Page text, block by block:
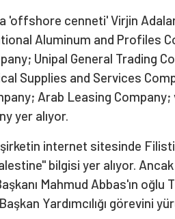
'offshore cenneti' Virjin
Aluminum and Profiles
Unipal General Trading
Supplies and Services
Arab Leasing
yer alıyor.
internet sitesinde
bilgisi yer alıyor.
Mahmud Abbas'ın oğlu
Yardımcılığı görevini